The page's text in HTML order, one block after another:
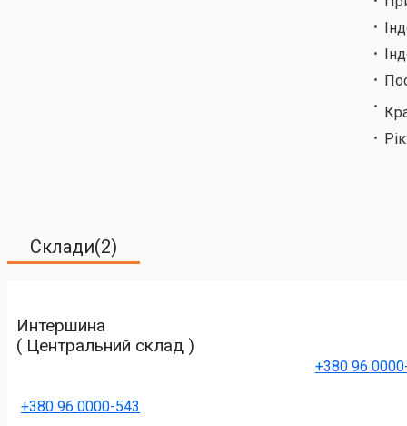
Склади(2)
Интершина
( Центральний склад )
+380 96 0000-543
+380 96